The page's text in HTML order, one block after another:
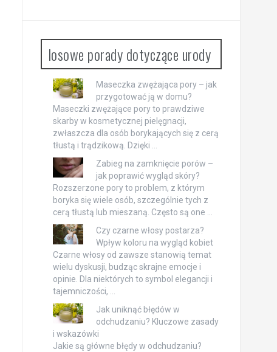
losowe porady dotyczące urody
Maseczka zwężająca pory – jak
przygotować ją w domu?
Maseczki zwężające pory to prawdziwe
skarby w kosmetycznej pielęgnacji,
zwłaszcza dla osób borykających się z cerą
tłustą i trądzikową. Dzięki …
Zabieg na zamknięcie porów –
jak poprawić wygląd skóry?
Rozszerzone pory to problem, z którym
boryka się wiele osób, szczególnie tych z
cerą tłustą lub mieszaną. Często są one …
Czy czarne włosy postarza?
Wpływ koloru na wygląd kobiet
Czarne włosy od zawsze stanowią temat
wielu dyskusji, budząc skrajne emocje i
opinie. Dla niektórych to symbol elegancji i
tajemniczości, …
Jak uniknąć błędów w
odchudzaniu? Kluczowe zasady
i wskazówki
Jakie są główne błędy w odchudzaniu?